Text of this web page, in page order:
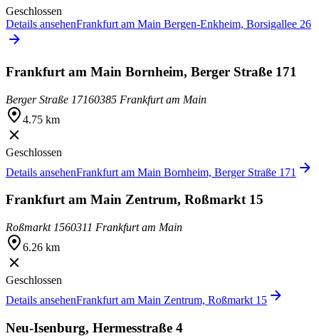
Geschlossen
Details ansehenFrankfurt am Main Bergen-Enkheim, Borsigallee 26
Frankfurt am Main Bornheim, Berger Straße 171
Berger Straße 17160385 Frankfurt am Main
4.75 km
Geschlossen
Details ansehenFrankfurt am Main Bornheim, Berger Straße 171
Frankfurt am Main Zentrum, Roßmarkt 15
Roßmarkt 1560311 Frankfurt am Main
6.26 km
Geschlossen
Details ansehenFrankfurt am Main Zentrum, Roßmarkt 15
Neu-Isenburg, Hermesstraße 4